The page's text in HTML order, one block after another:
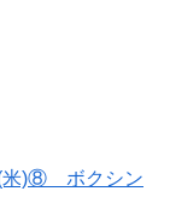
(米)⑧ ボクシン